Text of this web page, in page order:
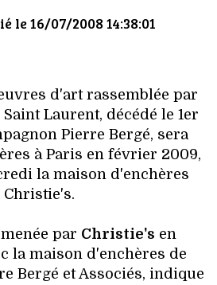
TECH
MAISON
AUTO
TENDANCES
BEAUTÉ
le 16/07/2008 14:38:01
d'art rassemblée par
Laurent, décédé le 1er
Pierre Bergé, sera
à Paris en février 2009,
la maison d'enchères
Christie's.
par Christie's en
la maison d'enchères de
Bergé et Associés, indique